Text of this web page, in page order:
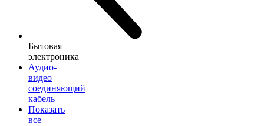
Бытовая
электроника
Аудио-
видео
соединяющий
кабель
Показать
все